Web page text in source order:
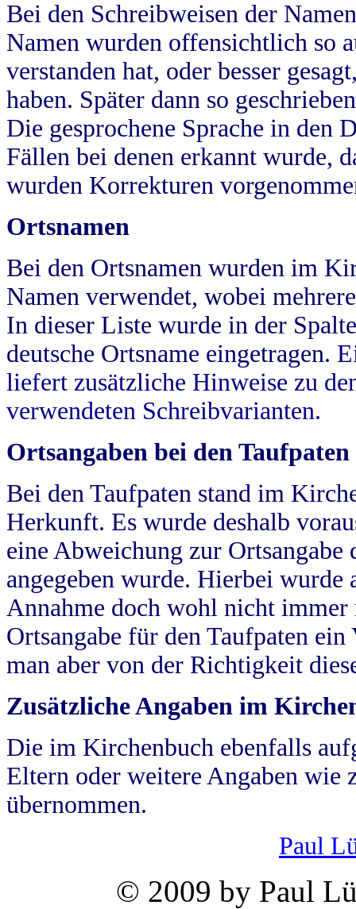
Bei den Schreibweisen der
Namen wurden offensichtlich so
verstanden hat, oder besser
haben. Später dann so
Die gesprochene Sprache in
Fällen bei denen erkannt wurde,
wurden Korrekturen
Ortsnamen
Bei den Ortsnamen wurden im
Namen verwendet, wobei
In dieser Liste wurde in der
deutsche Ortsname eingetragen.
liefert zusätzliche Hinweise zu
verwendeten Schreibvarianten.
Ortsangaben bei den Taufpaten
Bei den Taufpaten stand im
Herkunft. Es wurde deshalb
eine Abweichung zur
angegeben wurde. Hierbei wurde
Annahme doch wohl nicht
Ortsangabe für den Taufpaten
man aber von der Richtigkeit
Zusätzliche Angaben im
Die im Kirchenbuch ebenfalls
Eltern oder weitere Angaben wie
übernommen.
Paul
© 2009 by Paul